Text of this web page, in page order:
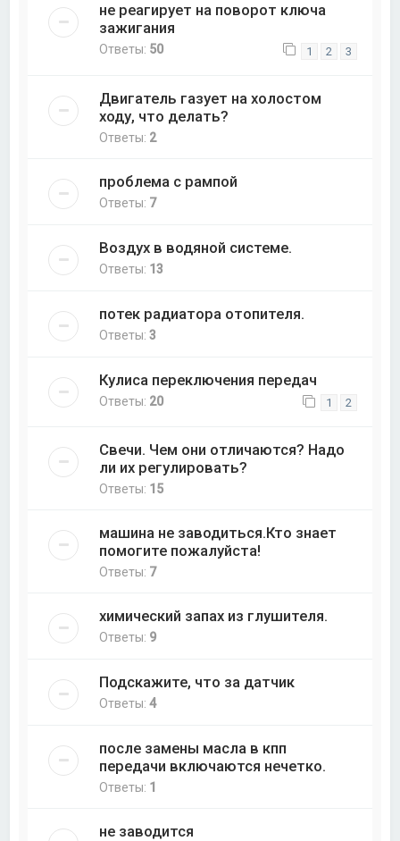
не реагирует на поворот ключа
зажигания
Ответы: 50 1 2 3
Двигатель газует на холостом
ходу, что делать?
Ответы: 2
проблема с рампой
Ответы: 7
Воздух в водяной системе.
Ответы: 13
потек радиатора отопителя.
Ответы:3
Кулиса переключения передач
Ответы: 20 1 2
Свечи. Чем они отличаются? Надо
ли их регулировать?
Ответы: 15
машина не заводиться.Кто знает
помогите пожалуйста!
Ответы: 7
химический запах из глушителя.
Ответы: 9
Подскажите, что за датчик
Ответы:4
после замены масла в кпп
передачи включаются нечетко.
Ответы: 1
не заводится